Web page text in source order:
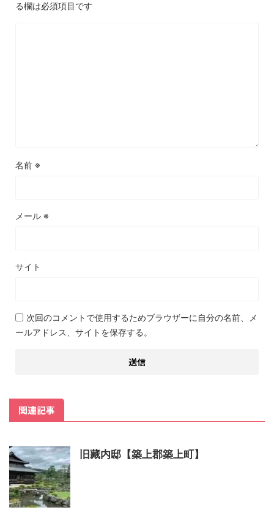
る欄は必須項目です
名前 ※
メール ※
サイト
次回のコメントで使用するためブラウザーに自分の名前、メ
ールアドレス、サイトを保存する。
関連記事
旧藏内邸【築上郡築上町】